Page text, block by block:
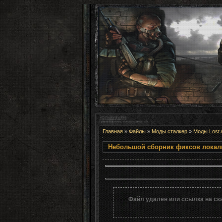
Главная» Файлы » Моды сталкер » Моды Lost
Небольшой
Файл удалён или ссылка на